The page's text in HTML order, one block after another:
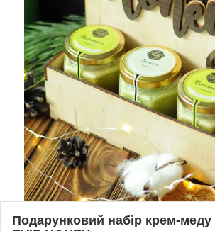
Подарунковий набір крем-меду